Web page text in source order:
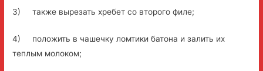
3) также вырезать хребет со второго филе;
4) положить в чашечку ломтики батона и залить их
теплым молоком;